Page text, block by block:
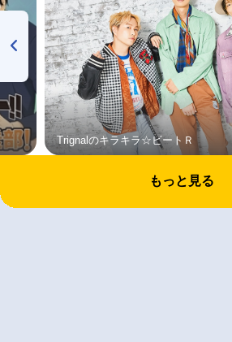
Trignalのキラキラ☆ビートＲ
もっと見る